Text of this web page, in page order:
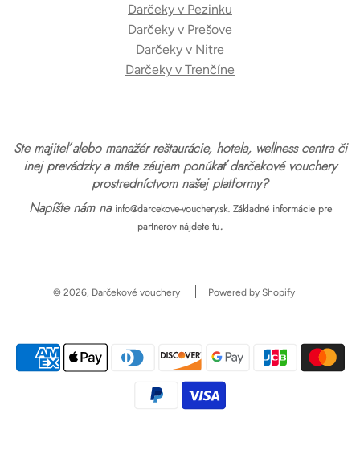
Darčeky v Pezinku
Darčeky v Prešove
Darčeky v Nitre
Darčeky v Trenčíne
Ste majiteľ alebo manažér reštaurácie, hotela, wellness centra či
inej prevádzky a máte záujem ponúkať darčekové vouchery
prostredníctvom našej platformy?
Napíšte nám na info@darcekove-vouchery.sk. Základné informácie pre
partnerov nájdete tu.
© 2026, Darčekové vouchery Powered by Shopify